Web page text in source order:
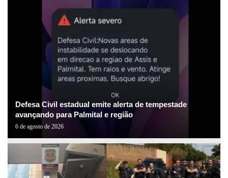
Defesa Civil estadual emite alerta de tempestade
avançando para Palmital e região
6 de agosto de 2026